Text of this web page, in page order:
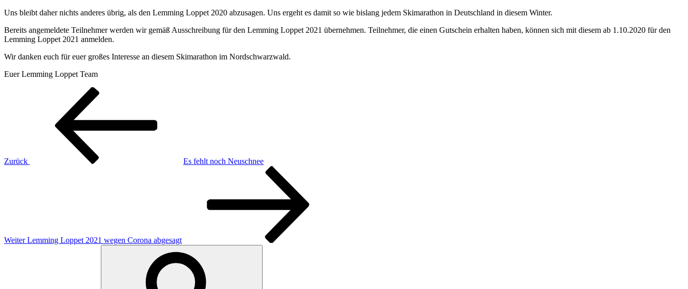
Uns bleibt daher nichts anderes übrig, als den Lemming Loppet 2020 abzusagen. Uns ergeht es damit so wie bislang jedem Skimarathon in Deutschland in diesem Winter.
Bereits angemeldete Teilnehmer werden wir gemäß Ausschreibung für den Lemming Loppet 2021 übernehmen. Teilnehmer, die einen Gutschein erhalten haben, können sich mit diesem ab 1.10.2020 für den
Lemming Loppet 2021 anmelden.
Wir danken euch für euer großes Interesse an diesem Skimarathon im Nordschwarzwald.
Euer Lemming Loppet Team
Beitragsnavigation
Zurück
Es fehlt noch Neuschnee
Weiter Lemming Loppet 2021 wegen Corona abgesagt